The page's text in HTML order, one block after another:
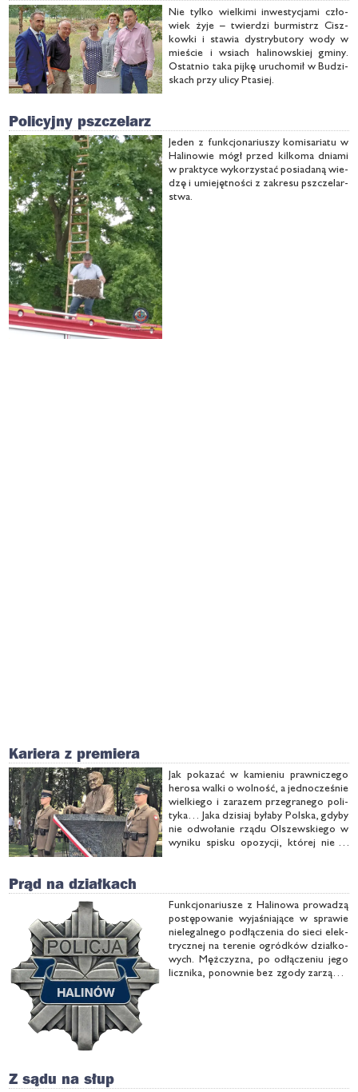
Nie tyl­ko wiel­ki­mi in­we­sty­cja­mi czło­
wiek ży­je – twier­dzi bur­mistrz Cisz­
kow­ki i sta­wia dys­try­bu­to­ry wo­dy w
mie­ście i wsiach ha­li­now­skiej gmi­ny.
Ostat­nio ta­ka pij­kę uru­cho­mił w Bu­dzi­
skach przy uli­cy Pta­siej.
Policyjny pszczelarz
Je­den z funk­cjo­na­riu­szy ko­mi­sa­ria­tu w
Ha­li­no­wie mógł przed kil­ko­ma dnia­mi
w prak­ty­ce wy­ko­rzy­stać po­sia­da­ną wie­
dzę i umie­jęt­no­ści z za­kre­su psz­cze­lar­
stwa.
Kariera z premiera
Jak po­ka­zać w ka­mie­niu praw­ni­cze­go
he­ro­sa wal­ki o wol­ność, a jed­no­cze­śnie
wiel­kie­go i za­ra­zem prze­gra­ne­go po­li­
ty­ka… Ja­ka dzi­siaj by­ła­by Pol­ska, gdy­by
nie od­wo­ła­nie rzą­du Ol­szew­skie­go w
wy­ni­ku spi­sku opo­zy­cji, któ­rej nie w
Prąd na działkach
Funk­cjo­na­riu­sze z Ha­li­no­wa pro­wa­dzą
po­stę­po­wa­nie wy­ja­śnia­ją­ce w spra­wie
nie­le­gal­ne­go pod­łą­cze­nia do sie­ci elek­
trycz­nej na te­re­nie ogród­ków dział­ko­
wych. Męż­czy­zna, po odłą­cze­niu je­go
licz­ni­ka, po­now­nie bez zgo­dy za­rząd­cy
Z sądu na słup